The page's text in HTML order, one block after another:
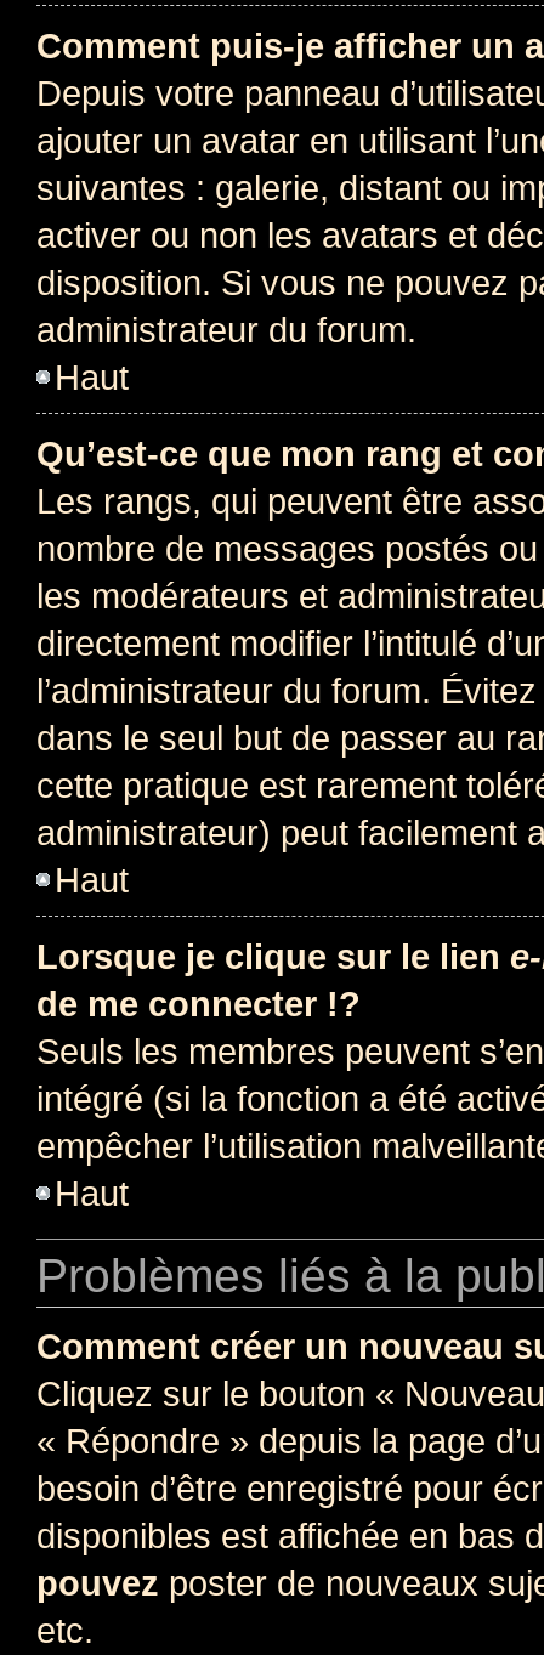
Comment puis-je afficher un
Depuis votre panneau
ajouter un avatar en utilisant
suivantes : galerie, distant ou
activer ou non les avatars et
disposition. Si vous ne pouvez
administrateur du forum.
Haut
Qu’est-ce que mon rang et
Les rangs, qui peuvent être
nombre de messages postés
les modérateurs et
directement modifier l’intitulé
l’administrateur du forum.
dans le seul but de passer au
cette pratique est rarement
administrateur) peut facilement
Haut
Lorsque je clique sur le lien
de me connecter !?
Seuls les membres peuvent
intégré (si la fonction a été
empêcher l’utilisation
Haut
Problèmes liés à la
Comment créer un nouveau
Cliquez sur le bouton «
« Répondre » depuis la page
besoin d’être enregistré pour
disponibles est affichée en bas
pouvez poster de nouveaux
etc.